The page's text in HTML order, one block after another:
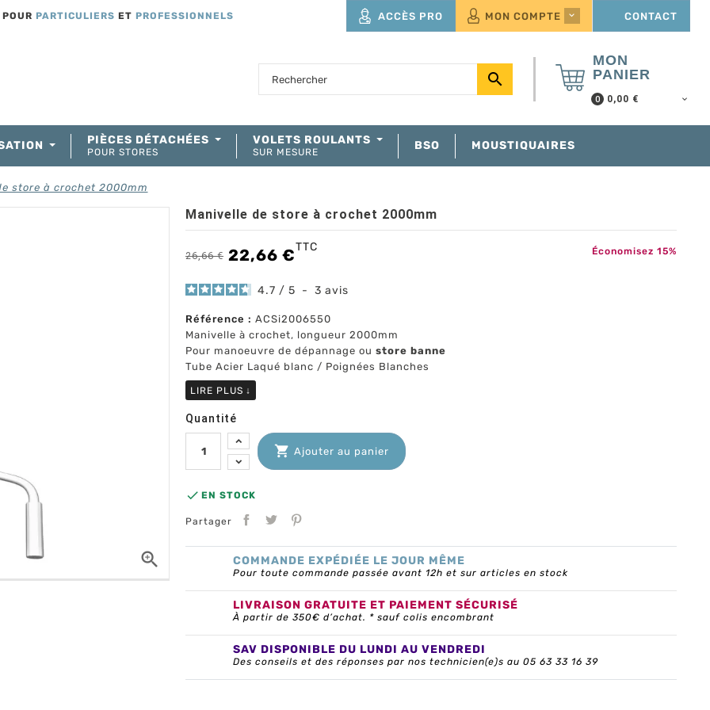
PARTICULIERS ET PROFESSIONNELS ACCÈS PRO MON COMPTE  CONTACT

MON
PANIER
0 0,00 €
PIÈCES DÉTACHÉES
POUR STORES
VOLETS ROULANTS
SUR MESURE BSO MOUSTIQUAIRES
store à crochet 2000mm

Manivelle de store à crochet 2000mm
26,66 € 22,66 €TTC Économisez 15%
4.7 / 5 - 3 avis
Référence : ACSi2006550
Manivelle à crochet, longueur 2000mm
Pour manoeuvre de dépannage ou store banne
Tube Acier Laqué blanc / Poignées Blanches
LIRE PLUS ↓
Quantité
 Ajouter au panier
 EN STOCK
Partager
COMMANDE EXPÉDIÉE LE JOUR MÊME
Pour toute commande passée avant 12h et sur articles en stock
LIVRAISON GRATUITE ET PAIEMENT SÉCURISÉ
À partir de 350€ d’achat. * sauf colis encombrant
SAV DISPONIBLE DU LUNDI AU VENDREDI
Des conseils et des réponses par nos technicien(e)s au 05 63 33 16 39